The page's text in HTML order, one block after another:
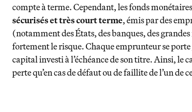
compte à terme. Cependant, les fonds
sécurisés et très court terme, émis par des
(notamment des États, des banques, des
fortement le risque. Chaque emprunteur se
capital investi à l’échéance de son titre. Ainsi, le
perte qu’en cas de défaut ou de faillite de l’un de